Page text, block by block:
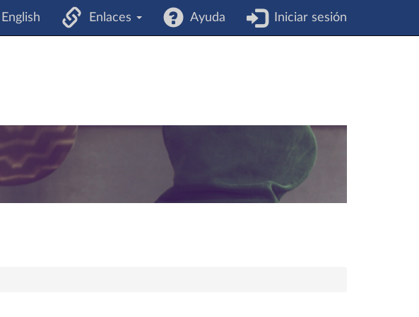
English Enlaces Ayuda Iniciar sesión